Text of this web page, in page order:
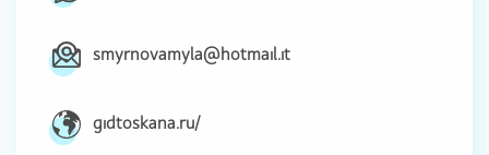
smyrnovamyla@hotmail.it
gidtoskana.ru/